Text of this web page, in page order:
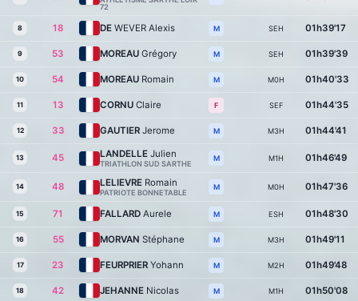
72
8 18 DE WEVER Alexis M SEH 01h39'17
9 53 MOREAU Grégory M SEH 01h39'39
10 54 MOREAU Romain M M0H 01h40'33
11 13 CORNU Claire F SEF 01h44'35
12 33 GAUTIER Jerome M M3H 01h44'41
13 45 LANDELLE Julien
TRIATHLON SUD SARTHE
M M1H 01h46'49
14 48 LELIEVRE Romain
PATRIOTE BONNETABLE
M M0H 01h47'36
15 71 FALLARD Aurele M ESH 01h48'30
16 55 MORVAN Stéphane M M3H 01h49'11
17 23 FEURPRIER Yohann M M2H 01h49'48
18 42 JEHANNE Nicolas M M1H 01h50'08